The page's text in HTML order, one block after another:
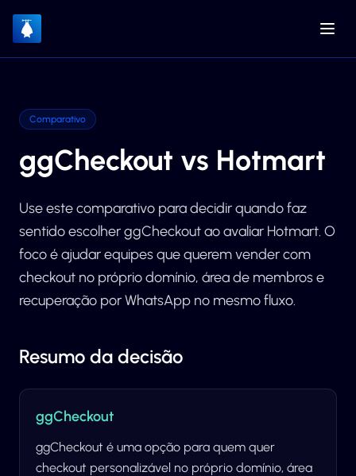
Comparativo
ggCheckout vs Hotmart
Use este comparativo para decidir quando faz
sentido escolher ggCheckout ao avaliar Hotmart. O
foco é ajudar equipes que querem vender com
checkout no próprio domínio, área de membros e
recuperação por WhatsApp no mesmo fluxo.
Resumo da decisão
ggCheckout
ggCheckout é uma opção para quem quer
checkout personalizável no próprio domínio, área